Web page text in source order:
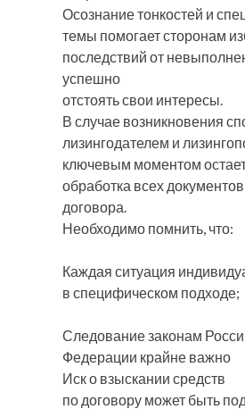
Осознание тонкостей и
темы помогает сторонам
последствий от
успешно
отстоять свои интересы.
В случае возникновения
лизингодателем и
ключевым моментом
обработка всех
договора.
Необходимо помнить, что:
Каждая ситуация
в специфическом подходе;
Следование законам
Федерации крайне важно
Иск о взыскании средств
по договору может быть